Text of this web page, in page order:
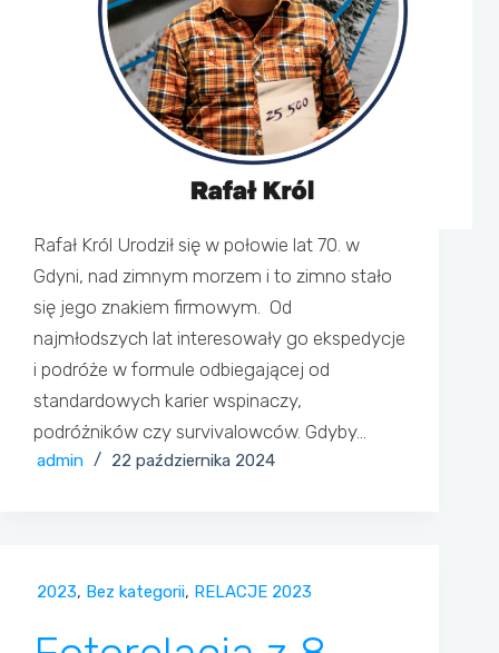
Rafał Król Urodził się w połowie lat 70. w
Gdyni, nad zimnym morzem i to zimno stało
się jego znakiem firmowym. Od
najmłodszych lat interesowały go ekspedycje
i podróże w formule odbiegającej od
standardowych karier wspinaczy,
podróżników czy survivalowców. Gdyby…
admin 22 października 2024
2023, Bez kategorii, RELACJE 2023